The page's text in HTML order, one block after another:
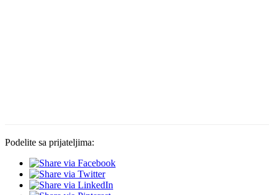
Podelite sa prijateljima: